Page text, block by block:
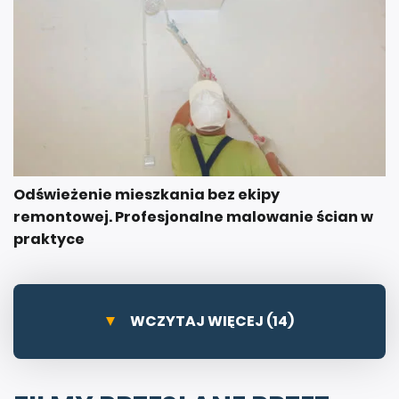
Odświeżenie mieszkania bez ekipy
remontowej. Profesjonalne malowanie ścian w
praktyce
WCZYTAJ WIĘCEJ (14)